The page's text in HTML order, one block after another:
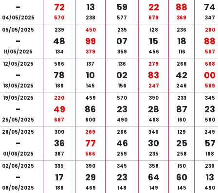
-
04/05/2025
72
570
13
238
59
577
22
679
88
369
74
347
05/05/2025
-
11/05/2025
239
48
134
450
99
379
235
07
359
128
15
456
236
18
116
260
88
567
12/05/2025
-
18/05/2025
566
78
189
137
10
145
136
02
156
279
83
247
266
42
246
668
00
569
19/05/2025
-
25/05/2025
220
49
667
459
86
600
570
23
490
390
28
468
233
87
160
345
23
580
26/05/2025
-
01/06/2025
300
36
367
269
77
566
266
46
259
346
30
235
129
25
258
249
57
188
02/06/2025
-
08/06/2025
335
17
188
390
29
469
345
23
148
358
64
149
150
60
145
236
13
490